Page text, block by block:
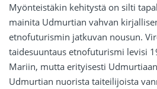
Myönteistäkin kehitystä on silti
mainita Udmurtian vahvan
etnofuturismin jatkuvan nousun.
taidesuuntaus etnofuturismi levisi
Mariin, mutta erityisesti
Udmurtian nuorista taiteilijoista